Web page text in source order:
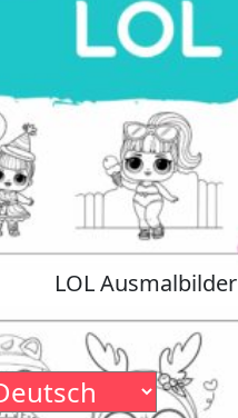
LOL Ausmalbilder